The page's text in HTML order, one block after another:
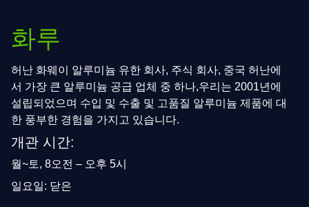
화루
허난 화웨이 알루미늄 유한 회사, 주식 회사, 중국 허난에
서 가장 큰 알루미늄 공급 업체 중 하나,우리는 2001년에
설립되었으며 수입 및 수출 및 고품질 알루미늄 제품에 대
한 풍부한 경험을 가지고 있습니다.
개관 시간:
월~토, 8오전 – 오후 5시
일요일: 닫은